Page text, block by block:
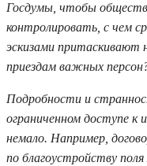
Госдумы, чтобы
контролировать, с чем
эскизами притаскивают
приездам важных
Подробности и
ограниченном доступе к
немало. Например,
по благоустройству